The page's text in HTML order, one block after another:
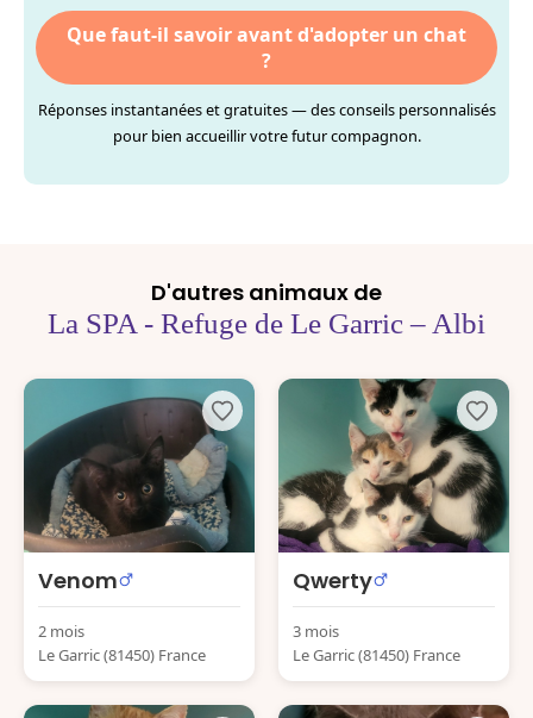
Que faut-il savoir avant d'adopter un chat
?
Réponses instantanées et gratuites — des conseils personnalisés
pour bien accueillir votre futur compagnon.
D'autres animaux de
La SPA - Refuge de Le Garric – Albi
Venom
2 mois
Le Garric (81450) France
Qwerty
3 mois
Le Garric (81450) France